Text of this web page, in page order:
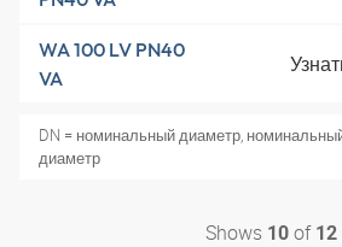
WA 100 LV PN40
VA
DN = номинальный диаметр,
диаметр
Shows 10of 12